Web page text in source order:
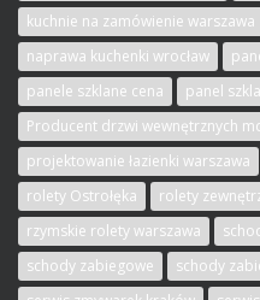
kuchnie na zamówienie warszawa
naprawa kuchenki wrocław
panele szklane cena
panel
Producent drzwi wewnętrznych
projektowanie łazienki warszawa
rolety Ostrołęka
rolety
rzymskie rolety warszawa
schody zabiegowe
schody